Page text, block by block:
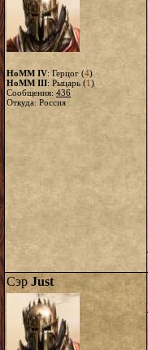
HoMM IV: Герцог (4)
HoMM III: Рыцарь (1)
Сообщения:436
Откуда: Россия
Сэр Just